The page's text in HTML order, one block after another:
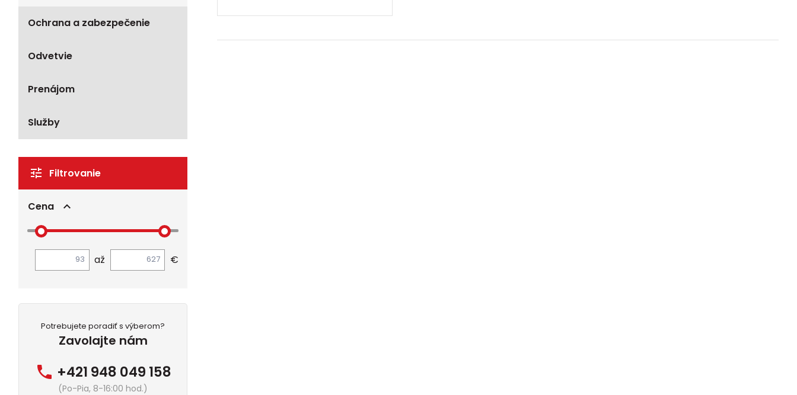
Ochrana a zabezpečenie
Odvetvie
Prenájom
Služby
Filtrovanie
Cena
až €
Potrebujete poradiť s výberom?
Zavolajte nám
+421 948 049 158
(Po-Pia, 8-16:00 hod.)